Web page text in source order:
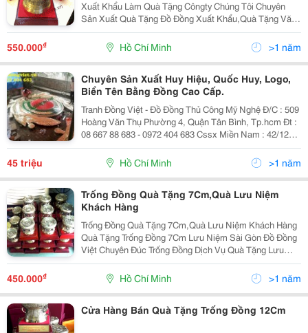
Xuất Khẩu Làm Quà Tặng Côngty Chúng Tôi Chuyên
Sản Xuất Quà Tặng Đồ Đồng Xuất Khẩu,Quà Tặng Văn
Hóa Việt Nam,Đồ Đồngxuất Khẩu,Với Những Nghệ
Nhân Có Tay Nghề Cao ,Nên Làm Ra Những Sản Phẩm
Thủ Côn
550.000₫ Hồ Chí Minh >1 năm
Chuyên Sản Xuất Huy Hiệu, Quốc Huy, Logo,
Biển Tên Bằng Đồng Cao Cấp.
Tranh Đồng Việt - Đồ Đồng Thủ Công Mỹ Nghệ Đ/C : 509
Hoàng Văn Thụ Phường 4, Quận Tân Bình, Tp.hcm Đt :
08 667 88 683 - 0972 404 683 Cssx Miền Nam : 42/12
Đường Số 9 , P.bhh , Q. Bình Tân, Tp.hcm Cssx Miền
Bắc : Cụm Kcn Làng Nghề Đại Bái - Gia Bình -
45 triệu Hồ Chí Minh >1 năm
Trống Đồng Quà Tặng 7Cm,Quà Lưu Niệm
Khách Hàng
Trống Đồng Quà Tặng 7Cm,Quà Lưu Niệm Khách Hàng
Quà Tặng Trống Đồng 7Cm Lưu Niệm Sài Gòn Đồ Đồng
Việt Chuyên Đúc Trống Đồng Dịch Vụ Quà Tặng Lưu
Niệm Việt Nam ,Quà Tặng Thuần Việt. Quà Tặng Trống
Đồng Được Đúc Mô Phỏng Theo Mẫu Trống Đồng Cổ Th
450.000₫ Hồ Chí Minh >1 năm
Cửa Hàng Bán Quà Tặng Trống Đồng 12Cm